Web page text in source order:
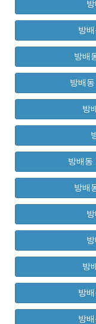
방
방배
방배
방
방배동
방배
방
방
방